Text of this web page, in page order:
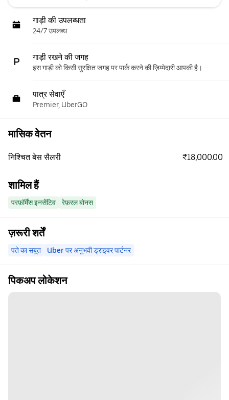
गाड़ी की उपलब्धता
24/7 उपलब्ध
गाड़ी रखने की जगह
इस गाड़ी को किसी सुरक्षित जगह पर पार्क करने की ज़िम्मेदारी आपकी है।
पात्र सेवाएँ
Premier, UberGO
मासिक वेतन
निश्चित बेस सैलरी ₹18,000.00
शामिल हैं
परफ़ॉर्मेंस इनसेंटिव रेफ़रल बोनस
ज़रूरी शर्तें
पते का सबूत Uber पर अनुभवी ड्राइवर पार्टनर
पिकअप लोकेशन